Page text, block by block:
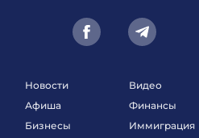
Новости
Афиша
Бизнесы
Видео
Финансы
Иммиграция